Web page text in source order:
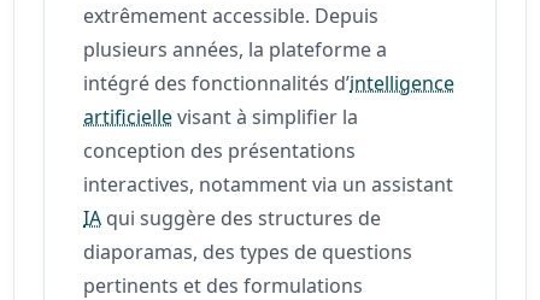
extrêmement accessible. Depuis
plusieurs années, la plateforme a
intégré des fonctionnalités d’intelligence
artificiellevisant à simplifier la
conception des présentations
interactives, notamment via un assistant
IA qui suggère des structures de
diaporamas, des types de questions
pertinents et des formulations